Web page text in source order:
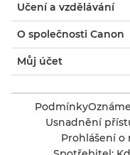
Učení a vzdělávání
O společnosti Canon
Můj účet
Podmínky
Usnadnění
Prohlášení